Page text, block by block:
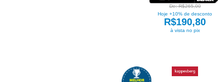
De: R$265,00
Hoje +10% de desconto
R$190,80
à vista no pix